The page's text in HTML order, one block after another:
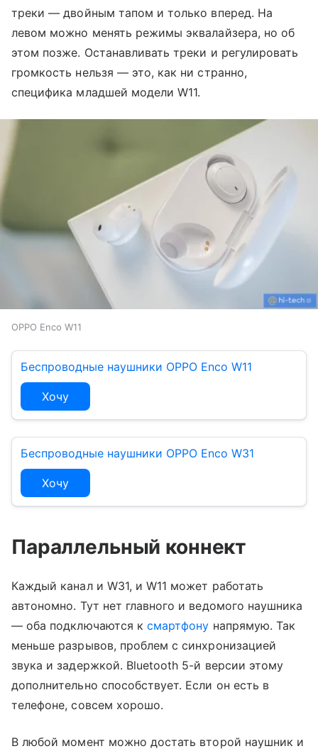
треки — двойным тапом и только вперед. На
левом можно менять режимы эквалайзера, но об
этом позже. Останавливать треки и регулировать
громкость нельзя — это, как ни странно,
специфика младшей модели W11.
OPPO Enco W11
Беспроводные наушники OPPO Enco W11
Хочу
Беспроводные наушники OPPO Enco W31
Хочу
Параллельный коннект
Каждый канал и W31, и W11 может работать
автономно. Тут нет главного и ведомого наушника
— оба подключаются ксмартфону напрямую. Так
меньше разрывов, проблем с синхронизацией
звука и задержкой. Bluetooth 5-й версии этому
дополнительно способствует. Если он есть в
телефоне, совсем хорошо.
В любой момент можно достать второй наушник и